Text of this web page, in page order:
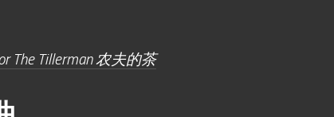
The Tillerman 农夫的茶